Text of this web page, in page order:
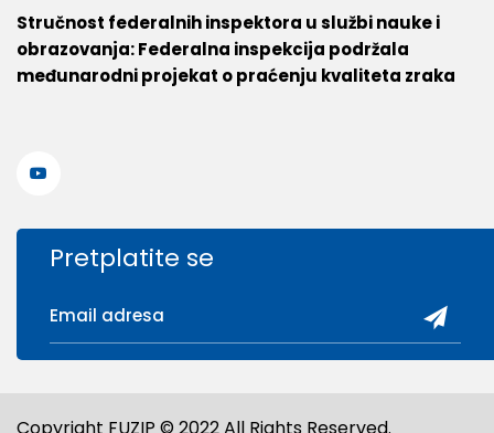
Stručnost federalnih inspektora u službi nauke i
obrazovanja: Federalna inspekcija podržala
međunarodni projekat o praćenju kvaliteta zraka
Pretplatite se
Copyright FUZIP © 2022 All Rights Reserved.